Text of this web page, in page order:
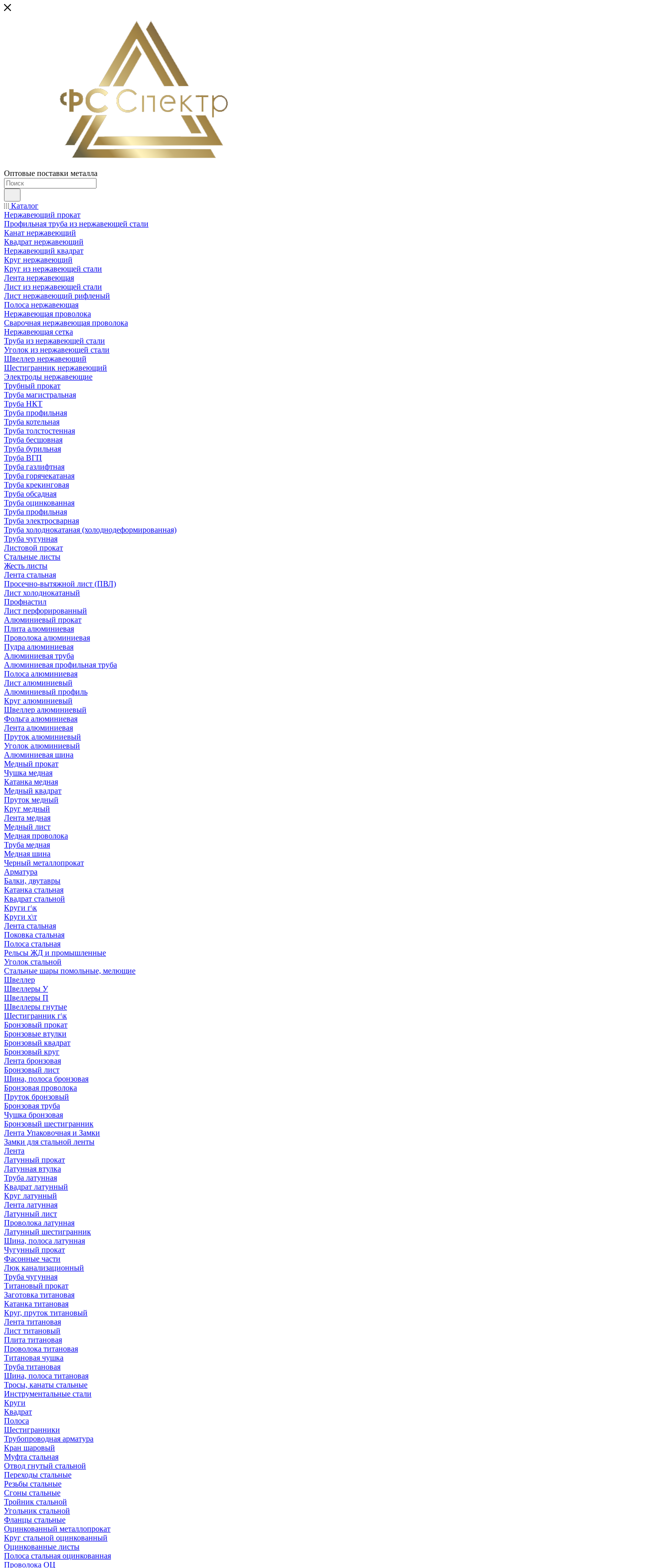
Оптовые поставки металла
Каталог
Нержавеющий прокат
Профильная труба из нержавеющей стали
Канат нержавеющий
Квадрат нержавеющий
Нержавеющий квадрат
Круг нержавеющий
Круг из нержавеющей стали
Лента нержавеющая
Лист из нержавеющей стали
Лист нержавеющий рифленый
Полоса нержавеющая
Нержавеющая проволока
Сварочная нержавеющая проволока
Нержавеющая сетка
Труба из нержавеющей стали
Уголок из нержавеющей стали
Швеллер нержавеющий
Шестигранник нержавеющий
Электроды нержавеющие
Трубный прокат
Труба магистральная
Труба НКТ
Труба профильная
Труба котельная
Труба толстостенная
Труба бесшовная
Труба бурильная
Труба ВГП
Труба газлифтная
Труба горячекатаная
Труба крекинговая
Труба обсадная
Труба оцинкованная
Труба профильная
Труба электросварная
Труба холоднокатаная (холоднодеформированная)
Труба чугунная
Листовой прокат
Стальные листы
Жесть листы
Лента стальная
Просечно-вытяжной лист (ПВЛ)
Лист холоднокатаный
Профнастил
Лист перфорированный
Алюминиевый прокат
Плита алюминиевая
Проволока алюминиевая
Пудра алюминиевая
Алюминиевая труба
Алюминиевая профильная труба
Полоса алюминиевая
Лист алюминиевый
Алюминиевый профиль
Круг алюминиевый
Швеллер алюминиевый
Фольга алюминиевая
Лента алюминиевая
Пруток алюминиевый
Уголок алюминиевый
Алюминиевая шина
Медный прокат
Чушка медная
Катанка медная
Медный квадрат
Пруток медный
Круг медный
Лента медная
Медный лист
Медная проволока
Труба медная
Медная шина
Черный металлопрокат
Арматура
Балки, двутавры
Катанка стальная
Квадрат стальной
Круги г\к
Круги х\т
Лента стальная
Поковка стальная
Полоса стальная
Рельсы ЖД и промышленные
Уголок стальной
Стальные шары помольные, мелющие
Швеллер
Швеллеры У
Швеллеры П
Швеллеры гнутые
Шестигранник г\к
Бронзовый прокат
Бронзовые втулки
Бронзовый квадрат
Бронзовый круг
Лента бронзовая
Бронзовый лист
Шина, полоса бронзовая
Бронзовая проволока
Пруток бронзовый
Бронзовая труба
Чушка бронзовая
Бронзовый шестигранник
Лента Упаковочная и Замки
Замки для стальной ленты
Лента
Латунный прокат
Латунная втулка
Труба латунная
Квадрат латунный
Круг латунный
Лента латунная
Латунный лист
Проволока латунная
Латунный шестигранник
Шина, полоса латунная
Чугунный прокат
Фасонные части
Люк канализационный
Труба чугунная
Титановый прокат
Заготовка титановая
Катанка титановая
Круг, пруток титановый
Лента титановая
Лист титановый
Плита титановая
Проволока титановая
Титановая чушка
Труба титановая
Шина, полоса титановая
Тросы, канаты стальные
Инструментальные стали
Круги
Квадрат
Полоса
Шестигранники
Трубопроводная арматура
Кран шаровый
Муфта стальная
Отвод гнутый стальной
Переходы стальные
Резьбы стальные
Сгоны стальные
Тройник стальной
Угольник стальной
Фланцы стальные
Оцинкованный металлопрокат
Круг стальной оцинкованный
Оцинкованные листы
Полоса стальная оцинкованная
Проволока ОЦ